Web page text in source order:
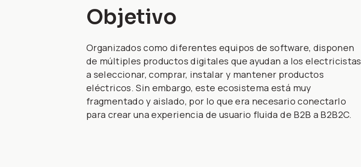
Objetivo
Organizados como diferentes equipos de software, disponen
de múltiples productos digitales que ayudan a los electricistas
a seleccionar, comprar, instalar y mantener productos
eléctricos. Sin embargo, este ecosistema está muy
fragmentado y aislado, por lo que era necesario conectarlo
para crear una experiencia de usuario fluida de B2B a B2B2C.